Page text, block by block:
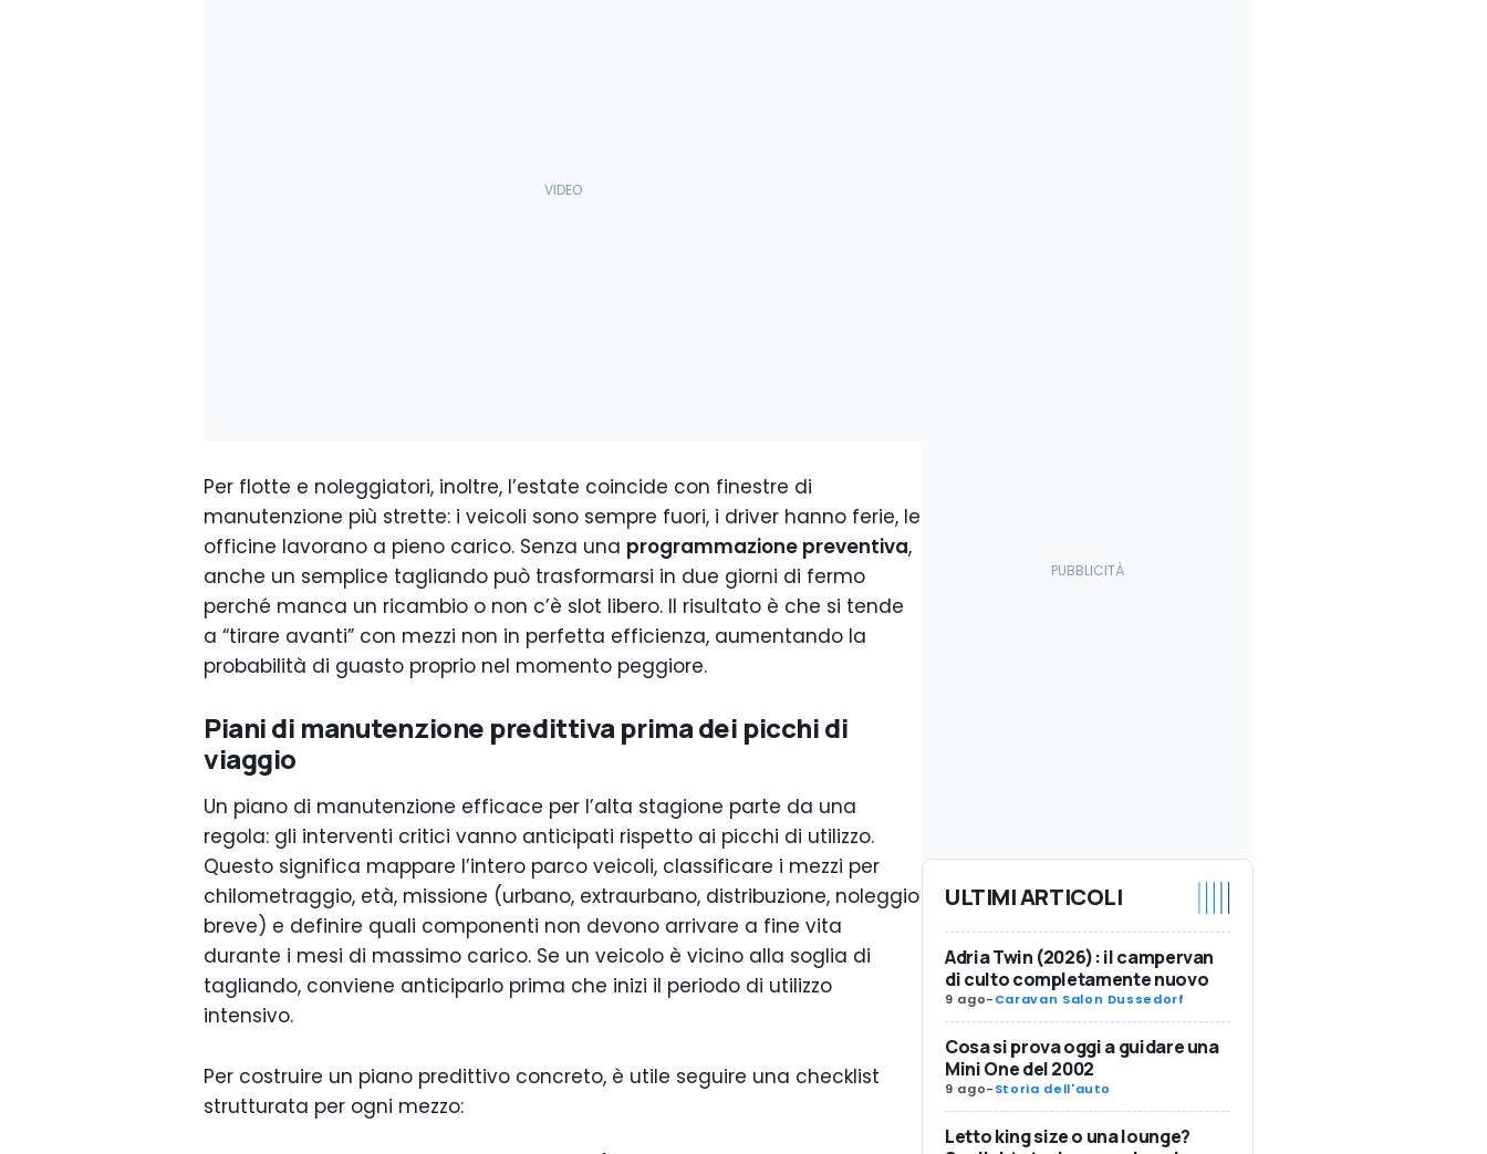
Per flotte e noleggiatori, inoltre, l’estate coincide con finestre di
manutenzione più strette: i veicoli sono sempre fuori, i driver hanno ferie, le
officine lavorano a pieno carico. Senza una programmazione preventiva,
anche un semplice tagliando può trasformarsi in due giorni di fermo
perché manca un ricambio o non c’è slot libero. Il risultato è che si tende
a “tirare avanti” con mezzi non in perfetta efficienza, aumentando la
probabilità di guasto proprio nel momento peggiore.
Piani di manutenzione predittiva prima dei picchi di
viaggio
Un piano di manutenzione efficace per l’alta stagione parte da una
regola: gli interventi critici vanno anticipati rispetto ai picchi di utilizzo.
Questo significa mappare l’intero parco veicoli, classificare i mezzi per
chilometraggio, età, missione (urbano, extraurbano, distribuzione, noleggio
breve) e definire quali componenti non devono arrivare a fine vita
durante i mesi di massimo carico. Se un veicolo è vicino alla soglia di
tagliando, conviene anticiparlo prima che inizi il periodo di utilizzo
intensivo.
Per costruire un piano predittivo concreto, è utile seguire una checklist
strutturata per ogni mezzo:
ULTIMI ARTICOLI
Adria Twin (2026): il campervan
di culto completamente nuovo
9 ago-Caravan Salon Dussedorf
Cosa si prova oggi a guidare una
Mini One del 2002
9 ago-Storia dell'auto
Letto king size o una lounge?